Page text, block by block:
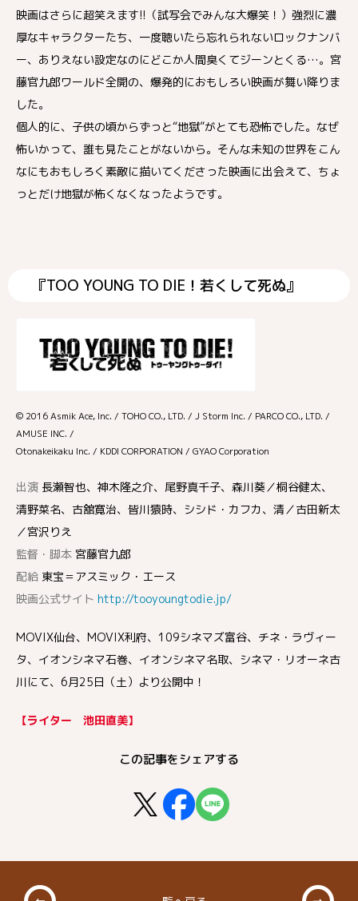
映画はさらに超笑えます!!（試写会でみんな大爆笑！）強烈に濃
厚なキャラクターたち、一度聴いたら忘れられないロックナンバ
ー、ありえない設定なのにどこか人間臭くてジーンとくる…。宮
藤官九郎ワールド全開の、爆発的におもしろい映画が舞い降りま
した。
個人的に、子供の頃からずっと“地獄”がとても恐怖でした。なぜ
怖いかって、誰も見たことがないから。そんな未知の世界をこん
なにもおもしろく素敵に描いてくださった映画に出会えて、ちょ
っとだけ地獄が怖くなくなったようです。
『TOO YOUNG TO DIE！若くして死ぬ』
© 2016 Asmik Ace, Inc. / TOHO CO., LTD. / J Storm Inc. / PARCO CO., LTD. /
AMUSE INC. /
Otonakeikaku Inc. / KDDI CORPORATION / GYAO Corporation
出演 長瀬智也、神木隆之介、尾野真千子、森川葵／桐谷健太、
清野菜名、古舘寛治、皆川猿時、シシド・カフカ、清／古田新太
／宮沢りえ
監督・脚本 宮藤官九郎
配給 東宝＝アスミック・エース
映画公式サイト http://tooyoungtodie.jp/
MOVIX仙台、MOVIX利府、109シネマズ富谷、チネ・ラヴィー
タ、イオンシネマ石巻、イオンシネマ名取、シネマ・リオーネ古
川にて、6月25日（土）より公開中！
【ライター 池田直美】
この記事をシェアする